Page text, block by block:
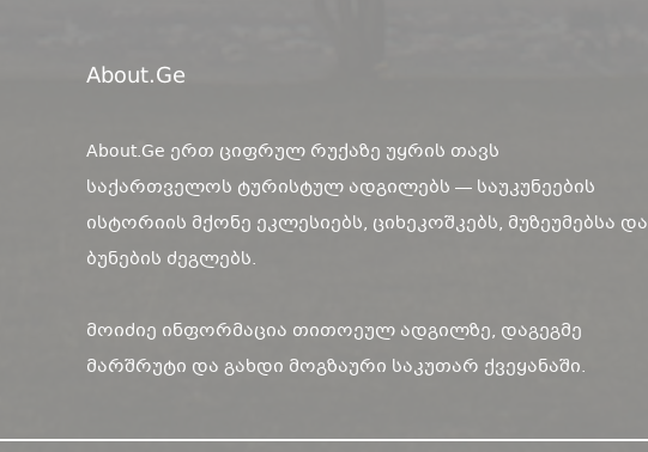
About.ge
About.Ge ერთ ციფრულ რუქაზე უყრის თავს
საქართველოს ტურისტულ ადგილებს — საუკუნეების
ისტორიის მქონე ეკლესიებს, ციხეკოშკებს, მუზეუმებსა და
ბუნების ძეგლებს.
მოიძიე ინფორმაცია თითოეულ ადგილზე, დაგეგმე
მარშრუტი და გახდი მოგზაური საკუთარ ქვეყანაში.